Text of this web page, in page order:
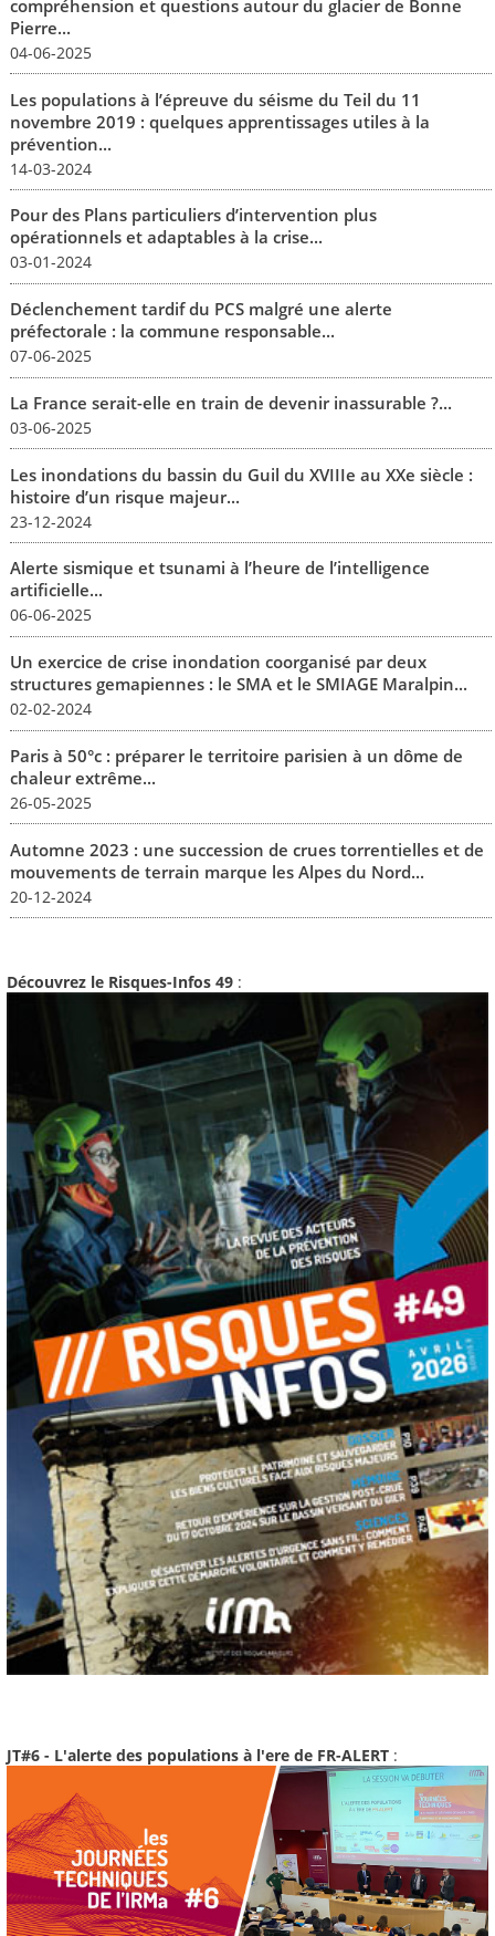
compréhension et questions autour du glacier de Bonne
Pierre...
04-06-2025
Les populations à l’épreuve du séisme du Teil du 11
novembre 2019 : quelques apprentissages utiles à la
prévention...
14-03-2024
Pour des Plans particuliers d’intervention plus
opérationnels et adaptables à la crise...
03-01-2024
Déclenchement tardif du PCS malgré une alerte
préfectorale : la commune responsable...
07-06-2025
La France serait-elle en train de devenir inassurable ?...
03-06-2025
Les inondations du bassin du Guil du XVIIIe au XXe siècle :
histoire d’un risque majeur...
23-12-2024
Alerte sismique et tsunami à l’heure de l’intelligence
artificielle...
06-06-2025
Un exercice de crise inondation coorganisé par deux
structures gemapiennes : le SMA et le SMIAGE Maralpin...
02-02-2024
Paris à 50°c : préparer le territoire parisien à un dôme de
chaleur extrême...
26-05-2025
Automne 2023 : une succession de crues torrentielles et de
mouvements de terrain marque les Alpes du Nord...
20-12-2024
Découvrez le Risques-Infos 49 :
JT#6 - L'alerte des populations à l'ere de FR-ALERT :